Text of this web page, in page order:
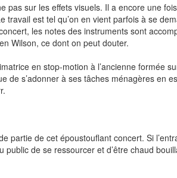
sur les effets visuels. Il a encore une
est tel qu’on en vient parfois à se
les notes des instruments sont
Wilson, ce dont on peut douter.
en stop-motion à l’ancienne formée
s’adonner à ses tâches ménagères en
de cet époustouflant concert. Si
de se ressourcer et d’être chaud